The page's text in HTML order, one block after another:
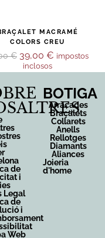
MACRAMÉ
COLORS CREU
€ 39,00 € impostos
inclosos
de
i
Legal
de
i
Web
BOTIGA
Arracades
Braçalets
Collarets
Anells
Rellotges
Diamants
Aliances
Joieria
d'home